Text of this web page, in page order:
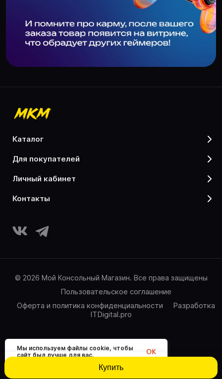
Купить
каталог
для покупателей
личный кабинет
контакты
© 2026 Мой Консольный Магазин. Все права защищены
Пользовательское соглашение
Оферта и политика конфиденциальности
Разработка
ITDigital.pro
Мы используем файлы cookie, чтобы
сайт был лучше для вас.
OK